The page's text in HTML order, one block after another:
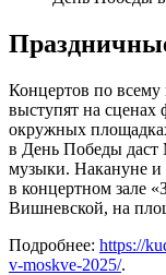
Концертов по всему
выступят на сценах
окружных
в День Победы
музыки. Накануне и
в концертном зале
Вишневской, на
Подробнее: https://
v-moskve-2025/.